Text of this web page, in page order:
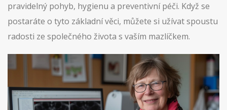
pravidelný pohyb, hygienu a preventivní péči. Když se
postaráte o tyto základní věci, můžete si užívat spoustu
radosti ze společného života s vaším mazlíčkem.